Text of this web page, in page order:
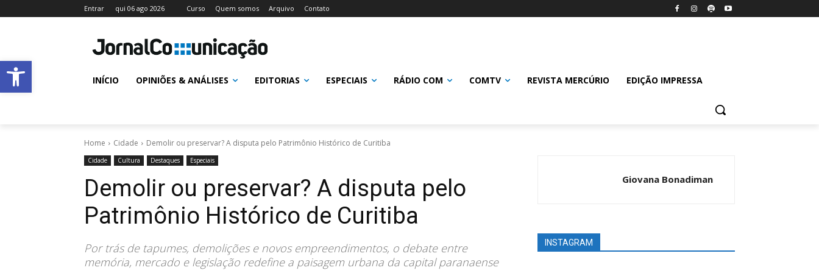
Abrir a barra de ferramentas
Entrar qui 06 ago 2026 Curso Quem somos Arquivo Contato
INÍCIO OPINIÕES & ANÁLISES EDITORIAS ESPECIAIS RÁDIO COM COMTV REVISTA MERCÚRIO EDIÇÃO IMPRESSA
Home Cidade Demolir ou preservar? A disputa pelo Patrimônio Histórico de Curitiba
Cidade Cultura Destaques Especiais
Demolir ou preservar? A disputa pelo
Patrimônio Histórico de Curitiba
Por trás de tapumes, demolições e novos empreendimentos, o debate entre
memória, mercado e legislação redefine a paisagem urbana da capital paranaense
Giovana Bonadiman
INSTAGRAM